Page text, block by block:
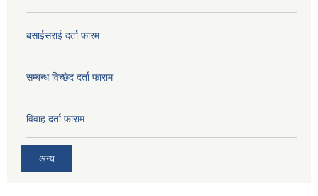
बसाईसराई दर्ता फारम
सम्बन्ध विच्छेद दर्ता फाराम
विवाह दर्ता फाराम
अन्य